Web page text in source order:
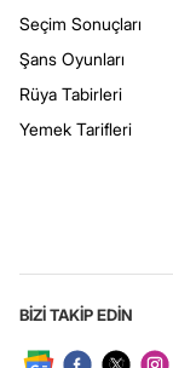
Seçim Sonuçları
Şans Oyunları
Rüya Tabirleri
Yemek Tarifleri
BİZİ TAKİP EDİN